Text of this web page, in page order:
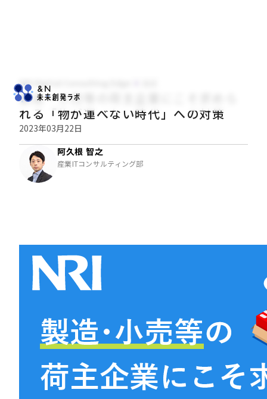
NRI Digital Consulting Edge
製造・小売等の荷主企業にこそ求めら
れる「物が運べない時代」への対策
2023年03月22日
阿久根 智之
産業ITコンサルティング部